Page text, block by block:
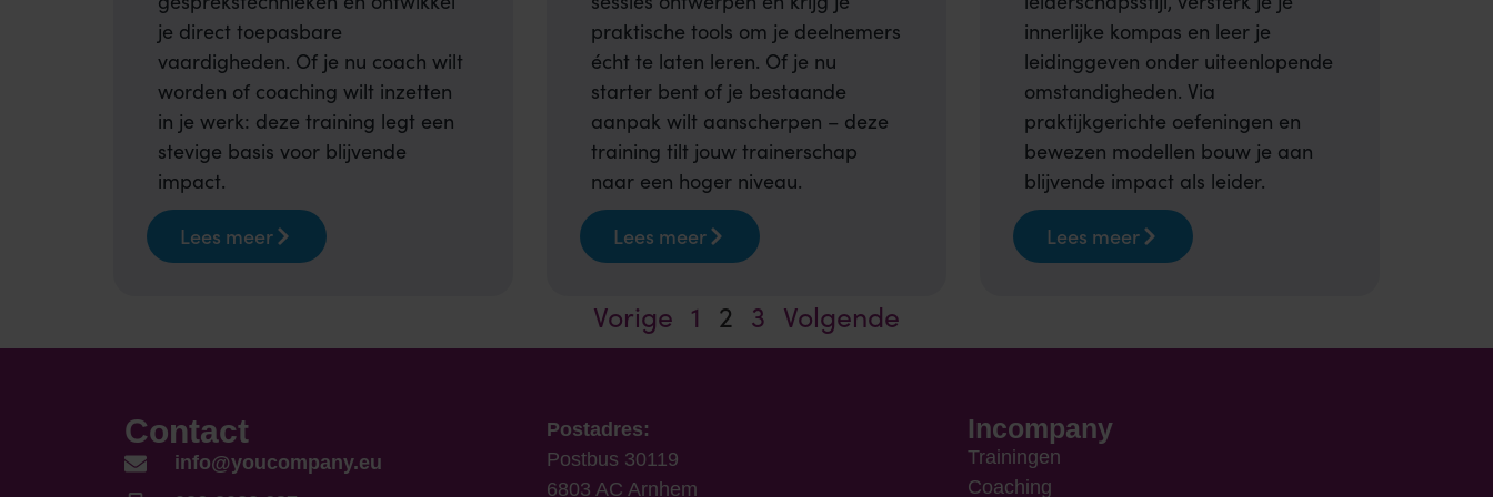
Lees meer
je direct toepasbare
vaardigheden. Of je nu coach wilt
worden of coaching wilt inzetten
in je werk: deze training legt een
stevige basis voor blijvende
impact.
Lees meer
praktische tools om je deelnemers
écht te laten leren. Of je nu
starter bent of je bestaande
aanpak wilt aanscherpen – deze
training tilt jouw trainerschap
naar een hoger niveau.
Lees meer
innerlijke kompas en leer je
leidinggeven onder uiteenlopende
omstandigheden. Via
praktijkgerichte oefeningen en
bewezen modellen bouw je aan
blijvende impact als leider.
Vorige 1 2 3 Volgende
Contact
info@youcompany.eu
Postadres:
Postbus 30119
6803 AC Arnhem
Incompany
Trainingen
Coaching